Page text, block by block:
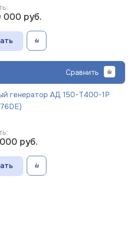
000 руб.
Сравнить
генератор АД 150-Т400-1Р
руб.